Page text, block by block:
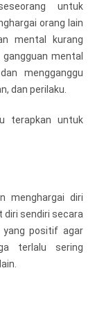
untuk
orang lain
mental kurang
mental
mengganggu
dan perilaku.
terapkan untuk
menghargai diri
diri sendiri secara
positif agar
terlalu sering